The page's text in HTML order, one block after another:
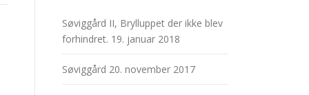
Søviggård II, Brylluppet der ikke blev
forhindret. 19. januar 2018
Søviggård 20. november 2017